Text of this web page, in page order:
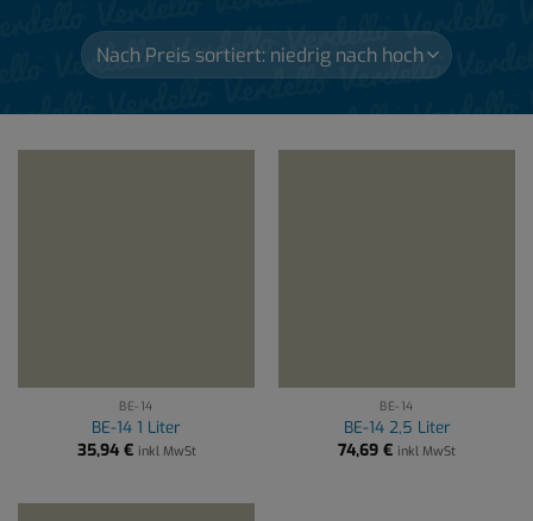
BE-14
BE-14 1 Liter
35,94 € inkl MwSt
BE-14
BE-14 2,5 Liter
74,69 € inkl MwSt